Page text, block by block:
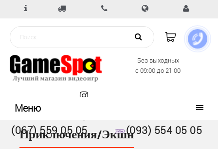
Без выходных
с 09:00 до 21:00
(067) 559 05 05 (093) 554 05 05
Меню
Приключения/Экшн